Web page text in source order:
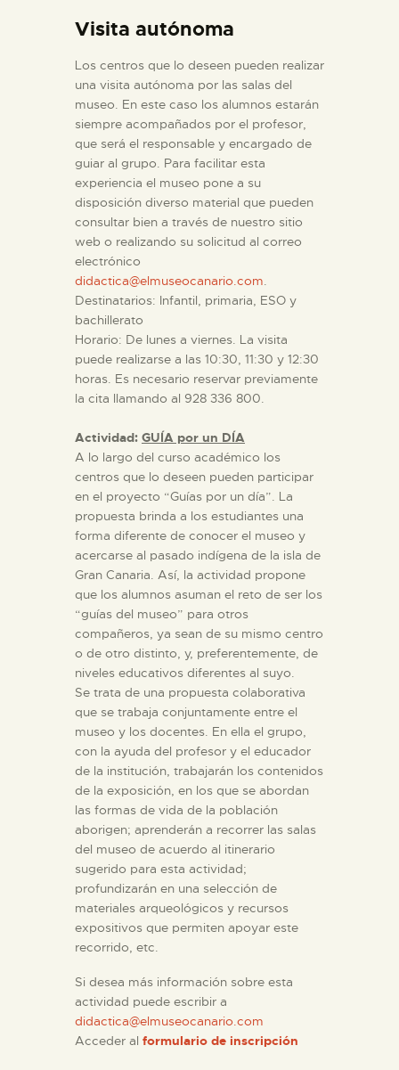
Visita autónoma
Los centros que lo deseen pueden realizar
una visita autónoma por las salas del
museo. En este caso los alumnos estarán
siempre acompañados por el profesor,
que será el responsable y encargado de
guiar al grupo. Para facilitar esta
experiencia el museo pone a su
disposición diverso material que pueden
consultar bien a través de nuestro sitio
web o realizando su solicitud al correo
electrónico
didactica@elmuseocanario.com.
Destinatarios: Infantil, primaria, ESO y
bachillerato
Horario: De lunes a viernes. La visita
puede realizarse a las 10:30, 11:30 y 12:30
horas. Es necesario reservar previamente
la cita llamando al 928 336 800.
Actividad: GUÍA por un DÍA
A lo largo del curso académico los
centros que lo deseen pueden participar
en el proyecto “Guías por un día”. La
propuesta brinda a los estudiantes una
forma diferente de conocer el museo y
acercarse al pasado indígena de la isla de
Gran Canaria. Así, la actividad propone
que los alumnos asuman el reto de ser los
“guías del museo” para otros
compañeros, ya sean de su mismo centro
o de otro distinto, y, preferentemente, de
niveles educativos diferentes al suyo.
Se trata de una propuesta colaborativa
que se trabaja conjuntamente entre el
museo y los docentes. En ella el grupo,
con la ayuda del profesor y el educador
de la institución, trabajarán los contenidos
de la exposición, en los que se abordan
las formas de vida de la población
aborigen; aprenderán a recorrer las salas
del museo de acuerdo al itinerario
sugerido para esta actividad;
profundizarán en una selección de
materiales arqueológicos y recursos
expositivos que permiten apoyar este
recorrido, etc.
Si desea más información sobre esta
actividad puede escribir a
didactica@elmuseocanario.com
Acceder al formulario de inscripción